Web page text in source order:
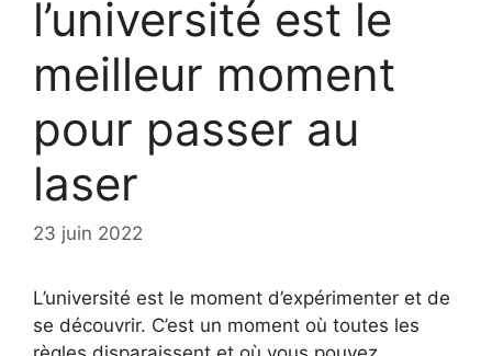
l’université est le
meilleur moment
pour passer au
laser
23 juin 2022
L’université est le moment d’expérimenter et de
se découvrir. C’est un moment où toutes les